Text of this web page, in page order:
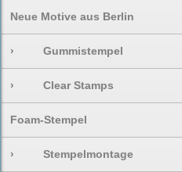
Neue Motive aus Berlin
› Gummistempel
› Clear Stamps
Foam-Stempel
› Stempelmontage